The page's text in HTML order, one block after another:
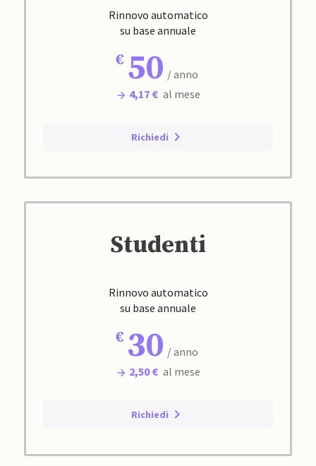
Rinnovo automatico
su base annuale
50 / anno
4,17 € al mese
Richiedi
Studenti
Rinnovo automatico
su base annuale
30 / anno
2,50 € al mese
Richiedi